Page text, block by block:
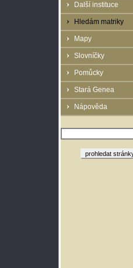
Další instituce
Hledám matriky
Mapy
Slovníčky
Pomůcky
Stará Genea
Nápověda